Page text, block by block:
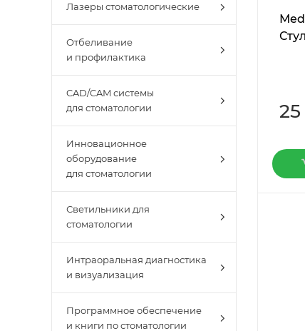
Лазеры стоматологические
Отбеливание
и профилактика
CAD/CAM системы
для стоматологии
Инновационное
оборудование
для стоматологии
Светильники для
стоматологии
Интраоральная диагностика
и визуализация
Программное обеспечение
и книги по стоматологии